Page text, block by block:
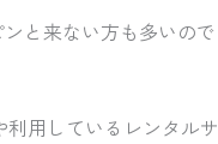
と来ない方も多いので
用しているレンタルサ